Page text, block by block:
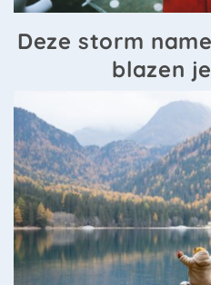
Deze storm
blazen